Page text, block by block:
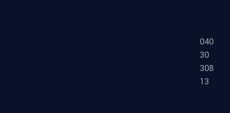
040
30
308
13